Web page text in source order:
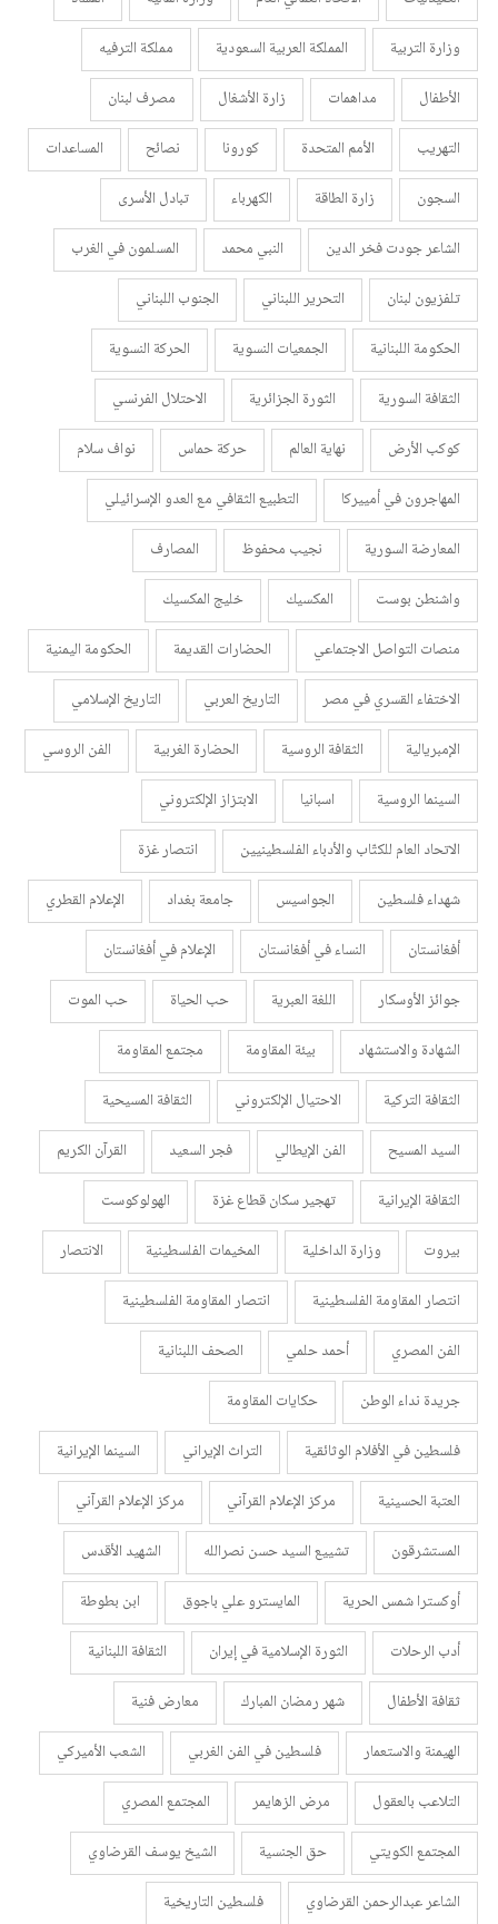
وزارة التربية
المملكة العربية السعودية
مملكة الترفيه
الأطفال
مداهمات زارة الأشغال
مصرف لبنان
التهريب
الأمم المتحدة كورونا نصائح
المساعدات
السجون
زارة الطاقة الكهرباء
تبادل الأسرى
الشاعر جودت فخر الدين
النبي محمد
المسلمون في الغرب
تلفزيون لبنان
التحرير اللبناني
الجنوب اللبناني
الحكومة اللبنانية
الجمعيات النسوية
الحركة النسوية
الثقافة السورية
الثورة الجزائرية
الاحتلال الفرنسي
كوكب الأرض
نهاية العالم حركة حماس
نواف سلام
المهاجرون في أمييركا
التطبيع الثقافي مع العدو الإسرائيلي
المعارضة السورية
نجيب محفوظ
المصارف
واشنطن بوست
المكسيك
خليج المكسيك
منصات التواصل الاجتماعي
الحضارات القديمة
الحكومة اليمنية
الاختفاء القسري في مصر
التاريخ العربي
التاريخ الإسلامي
الإمبريالية
الثقافة الروسية الحضارة الغربية
الفن الروسي
السينما الروسية
اسبانيا
الابتزاز الإلكتروني
الاتحاد العام للكتّاب والأدباء الفلسطينيين
انتصار غزة
شهداء فلسطين
الجواسيس جامعة بغداد
الإعلام القطري
أفغانستان
النساء في أفغانستان
الإعلام في أفغانستان
جوائز الأوسكار
اللغة العبرية حب الحياة
حب الموت
الشهادة والاستشهاد
بيئة المقاومة
مجتمع المقاومة
الثقافة التركية
الاحتيال الإلكتروني
الثقافة المسيحية
السيد المسيح
الفن الإيطالي فجر السعيد
القرآن الكريم
الثقافة الإيرانية
تهجير سكان قطاع غزة
الهولوكوست
بيروت
وزارة الداخلية المخيمات الفلسطينية
الانتصار
انتصار المقاومة الفلسطينية
انتصار المقاومة الفلسطينية
الفن المصري
أحمد حلمي
الصحف اللبنانية
جريدة نداء الوطن
حكايات المقاومة
فلسطين في الأفلام الوثائقية
التراث الإيراني
السينما الإيرانية
العتبة الحسينية
مركز الإعلام القرآني
مركز الإعلام القرآني
المستشرقون
تشييع السيد حسن نصرالله
الشهيد الأقدس
أوكسترا شمس الحرية
المايسترو علي باجوق
ابن بطوطة
أدب الرحلات
الثورة الإسلامية في إيران
الثقافة اللبنانية
ثقافة الأطفال
شهر رمضان المبارك
معارض فنية
الهيمنة والاستعمار
فلسطين في الفن الغربي
الشعب الأميركي
التلاعب بالعقول
مرض الزهايمر
المجتمع المصري
المجتمع الكويتي
حق الجنسية
الشيخ يوسف القرضاوي
الشاعر عبدالرحمن القرضاوي
فلسطين التاريخية